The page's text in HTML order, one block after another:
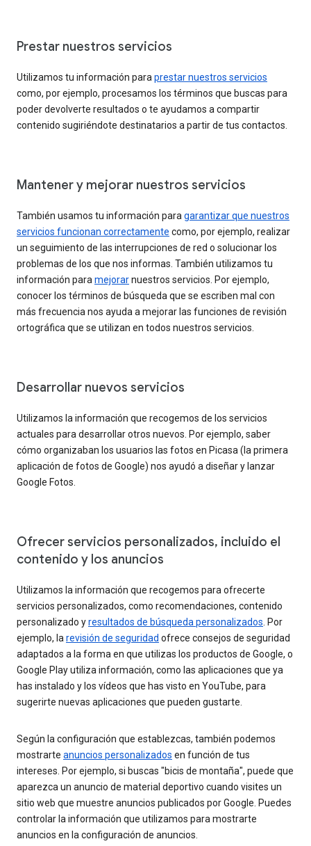
Prestar nuestros servicios
Utilizamos tu información para prestar nuestros servicios
como, por ejemplo, procesamos los términos que buscas para
poder devolverte resultados o te ayudamos a compartir
contenido sugiriéndote destinatarios a partir de tus contactos.
Mantener y mejorar nuestros servicios
También usamos tu información para garantizar que nuestros
servicios funcionan correctamente como, por ejemplo, realizar
un seguimiento de las interrupciones de red o solucionar los
problemas de los que nos informas. También utilizamos tu
información para mejorarnuestros servicios. Por ejemplo,
conocer los términos de búsqueda que se escriben mal con
más frecuencia nos ayuda a mejorar las funciones de revisión
ortográfica que se utilizan en todos nuestros servicios.
Desarrollar nuevos servicios
Utilizamos la información que recogemos de los servicios
actuales para desarrollar otros nuevos. Por ejemplo, saber
cómo organizaban los usuarios las fotos en Picasa (la primera
aplicación de fotos de Google) nos ayudó a diseñar y lanzar
Google Fotos.
Ofrecer servicios personalizados, incluido el
contenido y los anuncios
Utilizamos la información que recogemos para ofrecerte
servicios personalizados, como recomendaciones, contenido
personalizado yresultados de búsqueda personalizados . Por
ejemplo, la revisión de seguridad ofrece consejos de seguridad
adaptados a la forma en que utilizas los productos de Google, o
Google Play utiliza información, como las aplicaciones que ya
has instalado y los vídeos que has visto en YouTube, para
sugerirte nuevas aplicaciones que pueden gustarte.
Según la configuración que establezcas, también podemos
mostrarte anuncios personalizados en función de tus
intereses. Por ejemplo, si buscas "bicis de montaña", puede que
aparezca un anuncio de material deportivo cuando visites un
sitio web que muestre anuncios publicados por Google. Puedes
controlar la información que utilizamos para mostrarte
anuncios en la configuración de anuncios.